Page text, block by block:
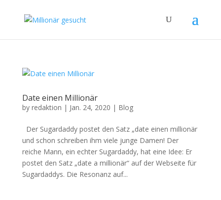
Date einen Millionär
by redaktion | Jan. 24, 2020 | Blog
Der Sugardaddy postet den Satz „date einen millionär
und schon schreiben ihm viele junge Damen! Der
reiche Mann, ein echter Sugardaddy, hat eine Idee: Er
postet den Satz „date a millionär“ auf der Webseite für
Sugardaddys. Die Resonanz auf...